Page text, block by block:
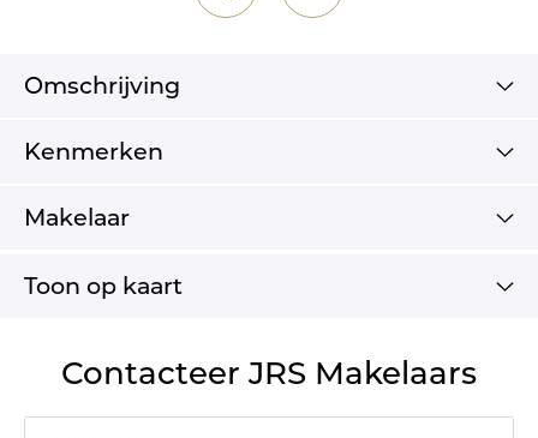
Omschrijving
Kenmerken
Makelaar
Toon op kaart
Contacteer JRS Makelaars